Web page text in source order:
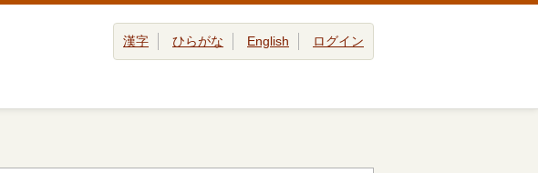
漢字 ひらがな English ログイン